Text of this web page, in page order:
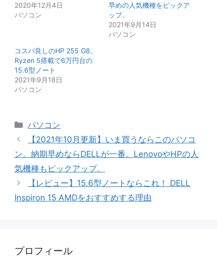
2020年12月4日
パソコン
早めの人気機種をピックア
ップ。
2021年9月14日
パソコン
コスパ良しのHP 255 G8。
Ryzen 5搭載で6万円台の
15.6型ノート
2021年9月18日
パソコン
カ
テ
リ
ー
パソコン
【2021年10月更新】いま買うならこのパソコ
ン。納期早めならDELLが一番。LenovoやHPの人
気機種もピックアップ。
【レビュー】15.6型ノートならこれ！ DELL
Inspiron 15 AMDをおすすめする理由
プロフィール